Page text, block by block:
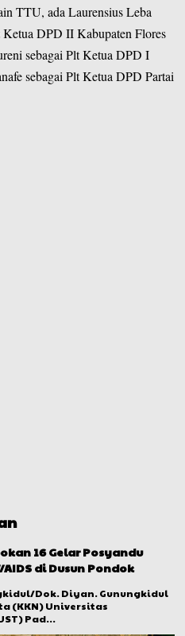
TTU, ada Laurensius Leba
DPD II Kabupaten Flores
sebagai Plt Ketua DPD I
sebagai Plt Ketua DPD Partai
16 Gelar Posyandu
di Dusun Pondok
Dok. Diyan. Gunungkidul
(KKN) Universitas
Pad...